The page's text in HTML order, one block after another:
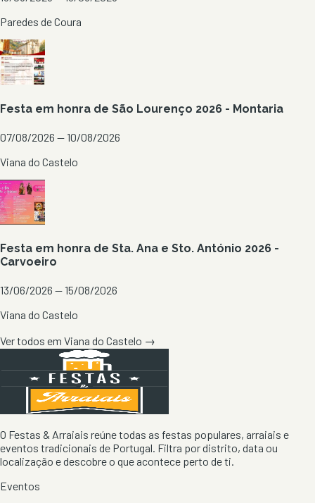
Paredes de Coura
Festa em honra de São Lourenço 2026 - Montaria
07/08/2026 — 10/08/2026
Viana do Castelo
Festa em honra de Sta. Ana e Sto. António 2026 -
Carvoeiro
13/06/2026 — 15/08/2026
Viana do Castelo
Ver todos em Viana do Castelo →
O Festas & Arraiais reúne todas as festas populares, arraiais e
eventos tradicionais de Portugal. Filtra por distrito, data ou
localização e descobre o que acontece perto de ti.
Eventos